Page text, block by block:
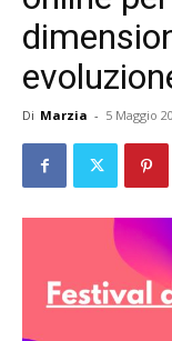
Di Marzia - 5 Maggio